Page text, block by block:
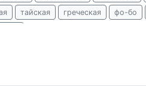
тайская греческая фо-бо